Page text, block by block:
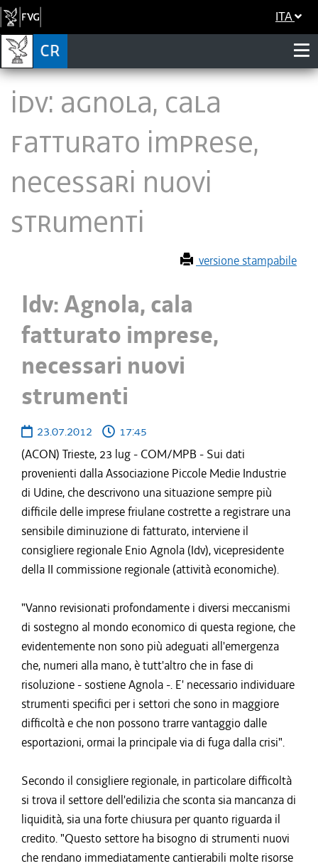
ITA
Idv: Agnola, cala
fatturato imprese,
necessari nuovi
strumenti
versione stampabile
Idv: Agnola, cala
fatturato imprese,
necessari nuovi
strumenti
23.07.2012
17:45
(ACON) Trieste, 23 lug - COM/MPB - Sui dati
provenienti dalla Associazione Piccole Medie Industrie
di Udine, che descrivono una situazione sempre più
difficile delle imprese friulane costrette a registrare una
sensibile diminuzione di fatturato, interviene il
consigliere regionale Enio Agnola (Idv), vicepresidente
della II commissione regionale (attività economiche).
"Vanno revisionati profondamente i diversi meccanismi
di sostegno al mondo economico di questa regione, che
evidentemente non sono più adeguati all'emergenza
che, numeri alla mano, è tutt'altro che in fase di
risoluzione - sostiene Agnola -. E' necessario individuare
strumenti specifici per i settori che sono in maggiore
difficoltà e che non possono trarre vantaggio dalle
esportazioni, ormai la principale via di fuga dalla crisi".
Secondo il consigliere regionale, in particolare difficoltà
si trova il settore dell'edilizia che sconta sia mancanza di
liquidità, sia una forte chiusura per quanto riguarda il
credito. "Questo settore ha bisogno di strumenti nuovi
che rendano immediatamente cantierabili molte risorse